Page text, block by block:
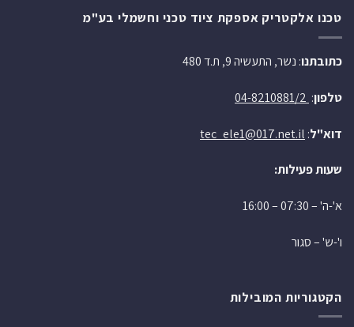
טכנו אלקטריק אספקת ציוד טכני וחשמלי בע"מ
כתובתנו: נשר, התעשיה 9, ת.ד 480
טלפון:
דוא"ל:
tec_ele1@017.net.il
שעות פעילות:
א'-ה' – 07:30 – 16:00
ו'-ש' – סגור
הקטגוריות המובילות